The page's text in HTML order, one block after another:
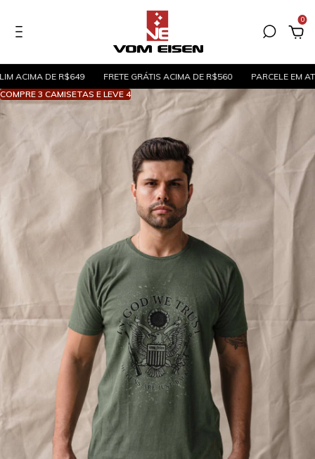
0
DE R$649 FRETE GRÁTIS ACIMA DE R$560
PARCELE EM ATÉ 5X
COMPRE 3 CAMISETAS E LEVE 4